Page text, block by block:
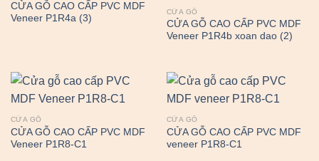
CỬA GỖ CAO CẤP PVC MDF
Veneer P1R4a (3)
CỬA GỖ
CỬA GỖ CAO CẤP PVC MDF
Veneer P1R4b xoan dao (2)
CỬA GỖ
CỬA GỖ CAO CẤP PVC MDF
Veneer P1R8-C1
CỬA GỖ
CỬA GỖ CAO CẤP PVC MDF
veneer P1R8-C1